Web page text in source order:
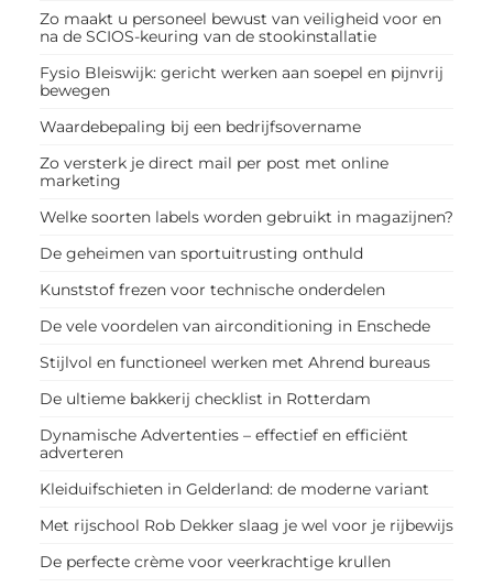
Zo maakt u personeel bewust van veiligheid voor en
na de SCIOS-keuring van de stookinstallatie
Fysio Bleiswijk: gericht werken aan soepel en pijnvrij
bewegen
Waardebepaling bij een bedrijfsovername
Zo versterk je direct mail per post met online
marketing
Welke soorten labels worden gebruikt in magazijnen?
De geheimen van sportuitrusting onthuld
Kunststof frezen voor technische onderdelen
De vele voordelen van airconditioning in Enschede
Stijlvol en functioneel werken met Ahrend bureaus
De ultieme bakkerij checklist in Rotterdam
Dynamische Advertenties – effectief en efficiënt
adverteren
Kleiduifschieten in Gelderland: de moderne variant
Met rijschool Rob Dekker slaag je wel voor je rijbewijs
De perfecte crème voor veerkrachtige krullen